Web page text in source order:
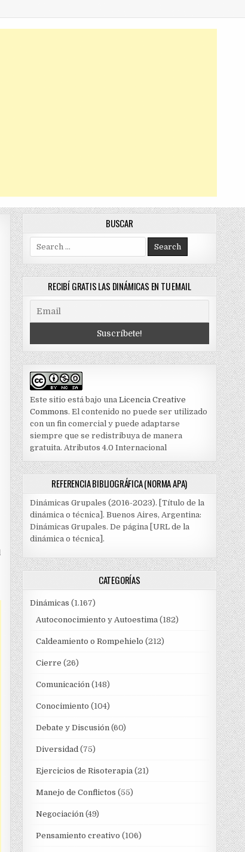
BUSCAR
Search
for:
RECIBÍ GRATIS LAS DINÁMICAS EN TU EMAIL
Este sitio está bajo una Licencia Creative
Commons. El contenido no puede ser utilizado
con un fin comercial y puede adaptarse
siempre que se redistribuya de manera
gratuita. Atributos 4.0 Internacional
REFERENCIA BIBLIOGRÁFICA (NORMA APA)
Dinámicas Grupales (2016-2023). [Título de la
dinámica o técnica]. Buenos Aires, Argentina:
Dinámicas Grupales. De página [URL de la
dinámica o técnica].
CATEGORÍAS
Dinámicas (1.167)
Autoconocimiento y Autoestima(182)
Caldeamiento o Rompehielo (212)
Cierre (26)
Comunicación(148)
Conocimiento (104)
Debate y Discusión(60)
Diversidad(75)
Ejercicios de Risoterapia(21)
Manejo de Conflictos (55)
Negociación(49)
Pensamiento creativo (106)